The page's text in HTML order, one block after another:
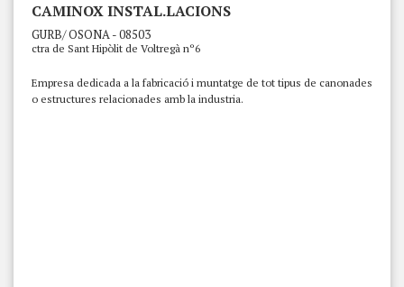
CAMINOX INSTAL.LACIONS
GURB/ OSONA - 08503
ctra de Sant Hipòlit de Voltregà nº6
Empresa dedicada a la fabricació i muntatge de tot tipus de canonades
o estructures relacionades amb la industria.